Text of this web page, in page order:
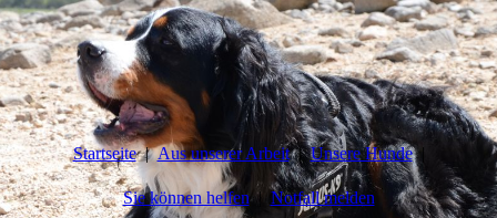
Startseite Aus unserer Arbeit Unsere Hunde
Sie können helfen Notfall melden